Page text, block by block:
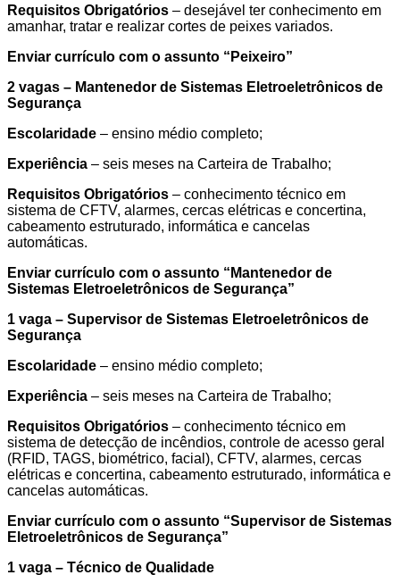
Requisitos Obrigatórios – desejável ter conhecimento em
amanhar, tratar e realizar cortes de peixes variados.
Enviar currículo com o assunto “ Peixeiro”
2 vagas – Mantenedor de Sistemas Eletroeletrônicos de
Segurança
Escolaridade – ensino médio completo;
Experiência – seis meses na Carteira de Trabalho;
Requisitos Obrigatórios – conhecimento técnico em
sistema de CFTV, alarmes, cercas elétricas e concertina,
cabeamento estruturado, informática e cancelas
automáticas.
Enviar currículo com o assunto “ Mantenedor de
Sistemas Eletroeletrônicos de Segurança”
1 vaga – Supervisor de Sistemas Eletroeletrônicos de
Segurança
Escolaridade – ensino médio completo;
Experiência – seis meses na Carteira de Trabalho;
Requisitos Obrigatórios – conhecimento técnico em
sistema de detecção de incêndios, controle de acesso geral
(RFID, TAGS, biométrico, facial), CFTV, alarmes, cercas
elétricas e concertina, cabeamento estruturado, informática e
cancelas automáticas.
Enviar currículo com o assunto “Supervisor de Sistemas
Eletroeletrônicos de Segurança”
1 vaga – Técnico de Qualidade